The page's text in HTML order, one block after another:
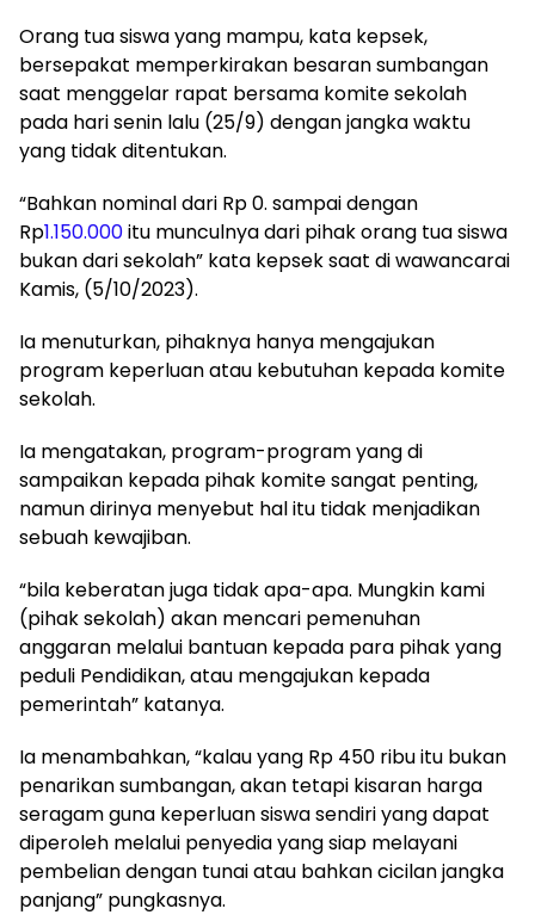
Orang tua siswa yang mampu, kata kepsek,
bersepakat memperkirakan besaran sumbangan
saat menggelar rapat bersama komite sekolah
pada hari senin lalu (25/9) dengan jangka waktu
yang tidak ditentukan.
“Bahkan nominal dari Rp 0. sampai dengan
Rp1.150.000itu munculnya dari pihak orang tua siswa
bukan dari sekolah” kata kepsek saat di wawancarai
Kamis, (5/10/2023).
Ia menuturkan, pihaknya hanya mengajukan
program keperluan atau kebutuhan kepada komite
sekolah.
Ia mengatakan, program-program yang di
sampaikan kepada pihak komite sangat penting,
namun dirinya menyebut hal itu tidak menjadikan
sebuah kewajiban.
“bila keberatan juga tidak apa-apa. Mungkin kami
(pihak sekolah) akan mencari pemenuhan
anggaran melalui bantuan kepada para pihak yang
peduli Pendidikan, atau mengajukan kepada
pemerintah” katanya.
Ia menambahkan, “kalau yang Rp 450 ribu itu bukan
penarikan sumbangan, akan tetapi kisaran harga
seragam guna keperluan siswa sendiri yang dapat
diperoleh melalui penyedia yang siap melayani
pembelian dengan tunai atau bahkan cicilan jangka
panjang” pungkasnya.